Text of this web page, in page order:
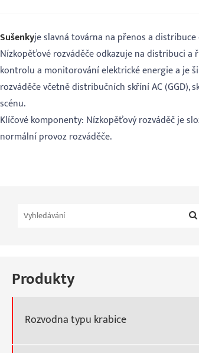
Sušenkyje slavná továrna na přenos a
Nízkopěťové rozváděče odkazuje na distribuci a
kontrolu a monitorování elektrické energie a je
rozváděče včetně distribučních skříní AC (GGD),
scénu.
Klíčové komponenty: Nízkopěťový rozváděč je
normální provoz rozváděče.
Produkty
Rozvodna typu krabice